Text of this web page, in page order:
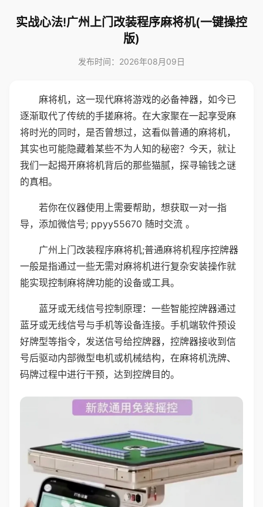
实战心法!广州上门改装程序麻将机(一键操控
版)
发布时间：2026年08月09日
麻将机，这一现代麻将游戏的必备神器，如今已
逐渐取代了传统的手搓麻将。在大家聚在一起享受麻
将时光的同时，是否曾想过，这看似普通的麻将机，
其实也可能隐藏着某些不为人知的秘密？今天，就让
我们一起揭开麻将机背后的那些猫腻，探寻输钱之谜
的真相。
若你在仪器使用上需要帮助，想获取一对一指
导，添加微信号; ppyy55670 随时交流 。
广州上门改装程序麻将机;普通麻将机程序控牌器
一般是指通过一些无需对麻将机进行复杂安装操作就
能实现控制麻将牌功能的设备或工具。
蓝牙或无线信号控制原理：一些智能控牌器通过
蓝牙或无线信号与手机等设备连接。手机端软件预设
好牌型等指令，发送信号给控牌器，控牌器接收到信
号后驱动内部微型电机或机械结构，在麻将机洗牌、
码牌过程中进行干预，达到控牌目的。